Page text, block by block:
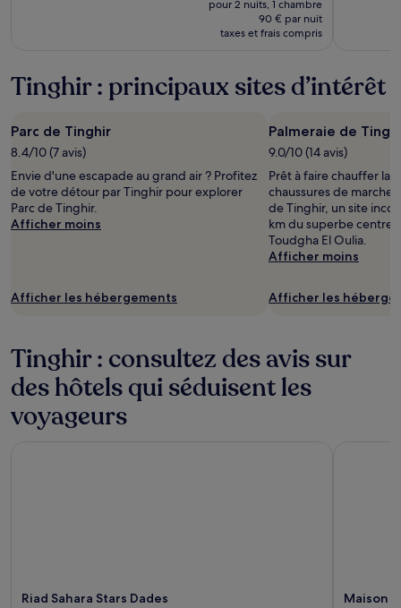
de 180 €
était
de
plus
d’informations
le
tarif
standard.
pour 2 nuits, 1 chambre
90 € par nuit
taxes et frais compris
Tinghir : principaux sites d’intérêt
Parc de Tinghir
8.4/10 (7 avis)
Envie d'une escapade au grand air ? Profitez
de votre détour par Tinghir pour explorer
Parc de Tinghir.
Afficher moins
Afficher les hébergements
Palmeraie de
9.0/10 (14 avis)
Prêt à faire chauffer la
chaussures de marche
de Tinghir, un site
km du superbe
Toudgha El Oulia.
Afficher moins
Afficher les
Tinghir : consultez des avis sur
des hôtels qui séduisent les
voyageurs
Riad Sahara Stars Dades Maison